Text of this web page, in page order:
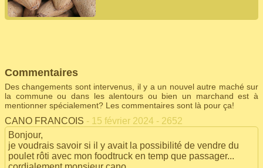
Commentaires
Des changements sont intervenus, il y a un nouvel autre maché sur
la commune ou dans les alentours ou bien un marchand est à
mentionner spécialement? Les commentaires sont là pour ça!
CANO FRANCOIS - 15 février 2024 - 2652
Bonjour,
je voudrais savoir si il y avait la possibilité de vendre du
poulet rôti avec mon foodtruck en temp que passager...